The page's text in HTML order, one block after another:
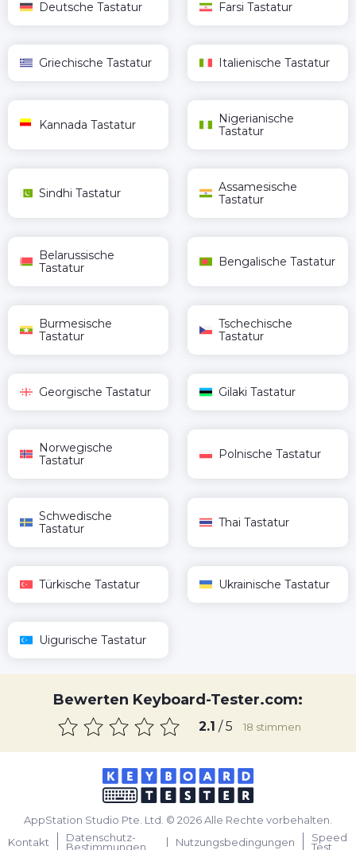
Deutsche Tastatur Farsi Tastatur
Griechische Tastatur Italienische Tastatur
Kannada Tastatur
Nigerianische
Tastatur
Sindhi Tastatur
Assamesische
Tastatur
Belarussische
Tastatur
Bengalische Tastatur
Burmesische
Tastatur
Tschechische
Tastatur
Georgische Tastatur Gilaki Tastatur
Norwegische
Tastatur
Polnische Tastatur
Schwedische
Tastatur
Thai Tastatur
Türkische Tastatur Ukrainische Tastatur
Uigurische Tastatur
Bewerten Keyboard-Tester.com:
2.1 / 5 18 stimmen
AppStation Studio Pte. Ltd. © 2026 Alle Rechte vorbehalten.
Kontakt
Datenschutz-
Bestimmungen Nutzungsbedingungen Speed
Test